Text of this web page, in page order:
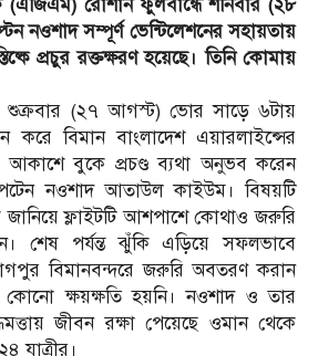
(এজিএম) রোশান ফুলবান্ধে শনিবার (২৮
নওশাদ সম্পূর্ণ ভেন্টিলেশনের সহায়তায়
প্রচুর রক্তক্ষরণ হয়েছে। তিনি কোমায়
শুক্রবার (২৭ আগস্ট) ভোর সাড়ে ৬টায়
করে বিমান বাংলাদেশ এয়ারলাইন্সের
আকাশে বুকে প্রচণ্ড ব্যথা অনুভব করেন
নওশাদ আতাউল কাইউম। বিষয়টি
জানিয়ে ফ্লাইটটি আশপাশে কোথাও জরুরি
শেষ পর্যন্ত ঝুঁকি এড়িয়ে সফলভাবে
বিমানবন্দরে জরুরি অবতরণ করান
কোনো ক্ষয়ক্ষতি হয়নি। নওশাদ ও তার
জীবন রক্ষা পেয়েছে ওমান থেকে
যাত্রীর।